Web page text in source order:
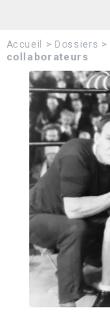
Accueil > Dossiers >
collaborateurs